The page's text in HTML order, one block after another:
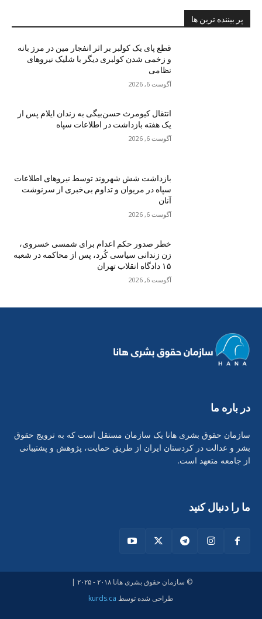
پر بیننده ترین ها
قطع پای یک کولبر بر اثر انفجار مین در مرز بانه
و زخمی شدن کولبری دیگر با شلیک نیروهای
نظامی
آگوست 6, 2026
انتقال کیومرث حسن‌بیگی به زندان ایلام پس از
یک هفته بازداشت در اطلاعات سپاه
آگوست 6, 2026
بازداشت شش شهروند توسط نیروهای اطلاعات
سپاە در مریوان و تداوم بی‌خبری از سرنوشت
آنان
آگوست 6, 2026
خطر صدور حکم اعدام برای شمسی خسروی،
زن زندانی سیاسی کُرد، پس از محاکمه در شعبه
۱۵ دادگاه انقلاب تهران
آگوست 6, 2026
ما را دنبال کنید
در بارە ما
سازمان حقوق بشری هانا یک سازمان مستقل است که به ترویج حقوق
بشر و عدالت در کردستان ایران از طریق حمایت، پژوهش و پشتیبانی
از جامعه متعهد است.
© سازمان حقوق بشری هانا ۲۰۱۸ - ۲۰۲۵ |
طراحی شدە توسط kurds.ca